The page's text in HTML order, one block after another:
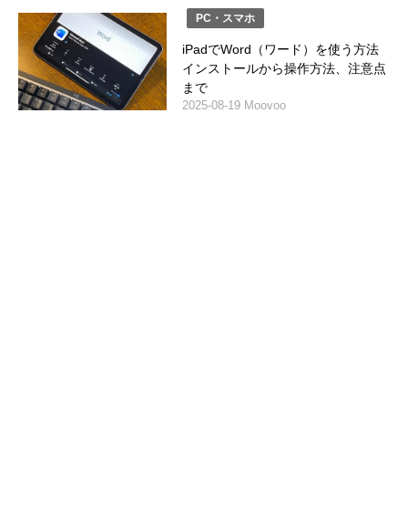
PC・スマホ
iPadでWord（ワード）を使う方法
インストールから操作方法、注意点
まで
2025-08-19 Moovoo